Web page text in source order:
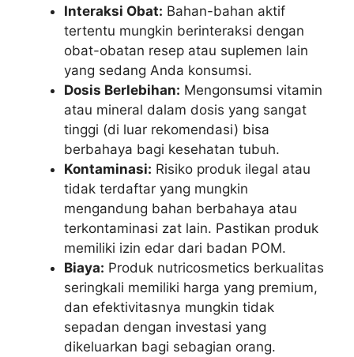
Interaksi Obat: Bahan-bahan aktif
tertentu mungkin berinteraksi dengan
obat-obatan resep atau suplemen lain
yang sedang Anda konsumsi.
Dosis Berlebihan: Mengonsumsi vitamin
atau mineral dalam dosis yang sangat
tinggi (di luar rekomendasi) bisa
berbahaya bagi kesehatan tubuh.
Kontaminasi: Risiko produk ilegal atau
tidak terdaftar yang mungkin
mengandung bahan berbahaya atau
terkontaminasi zat lain. Pastikan produk
memiliki izin edar dari badan POM.
Biaya: Produk nutricosmetics berkualitas
seringkali memiliki harga yang premium,
dan efektivitasnya mungkin tidak
sepadan dengan investasi yang
dikeluarkan bagi sebagian orang.